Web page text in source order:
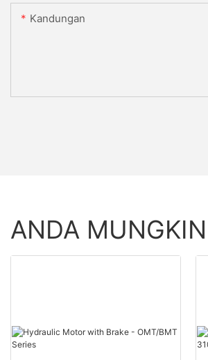
Kandungan
ANDA